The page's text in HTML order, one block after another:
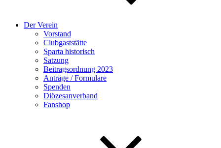
Der Verein
Vorstand
Clubgaststätte
Sparta historisch
Satzung
Beitragsordnung 2023
Anträge / Formulare
Spenden
Diözesanverband
Fanshop